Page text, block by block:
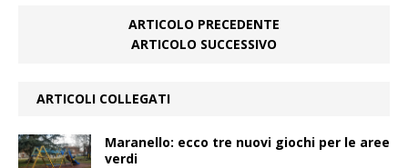
ARTICOLO PRECEDENTE
ARTICOLO SUCCESSIVO
ARTICOLI COLLEGATI
Maranello: ecco tre nuovi giochi per le aree
verdi